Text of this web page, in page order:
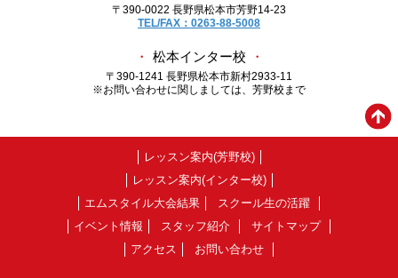
〒390-0022 長野県松本市芳野14-23
TEL/FAX：0263-88-5008
・ 松本インター校 ・
〒390-1241 長野県松本市新村2933-11
※お問い合わせに関しましては、芳野校まで
レッスン案内(芳野校)
レッスン案内(インター校)
エムスタイル大会結果
スクール生の活躍
イベント情報
スタッフ紹介
サイトマップ
アクセス
お問い合わせ